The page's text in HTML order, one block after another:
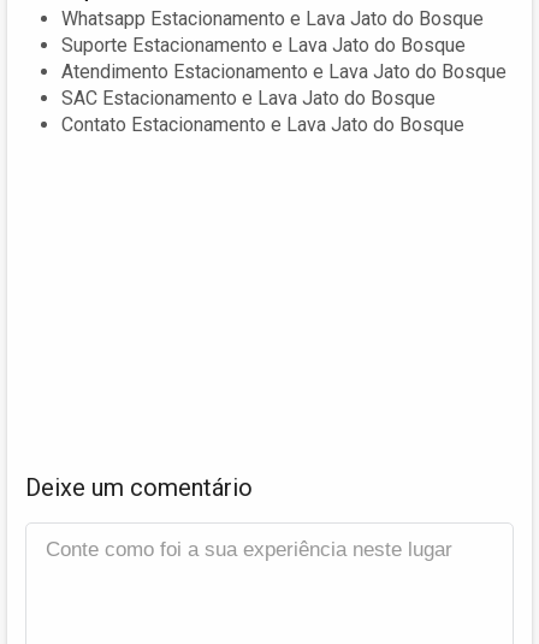
Whatsapp Estacionamento e Lava Jato do Bosque
Suporte Estacionamento e Lava Jato do Bosque
Atendimento Estacionamento e Lava Jato do Bosque
SAC Estacionamento e Lava Jato do Bosque
Contato Estacionamento e Lava Jato do Bosque
Deixe um comentário